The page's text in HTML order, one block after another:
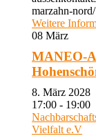
marzahn-nord/
Weitere
08 März
MANEO-
8. März 2028
17:00 - 19:00
Vielfalt e.V